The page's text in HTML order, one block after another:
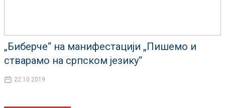
„Биберче“ на манифестацији „Пишемо и
стварамо на српском језику“
22.10.2019